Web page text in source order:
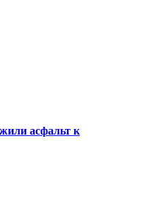
асфальт к